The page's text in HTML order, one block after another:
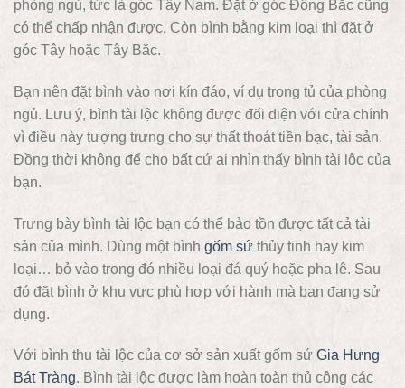
phòng ngủ, tức là góc Tây Nam. Đặt ở góc Đông Bắc cũng
có thể chấp nhận được. Còn bình bằng kim loại thì đặt ở
góc Tây hoặc Tây Bắc.
Bạn nên đặt bình vào nơi kín đáo, ví dụ trong tủ của phòng
ngủ. Lưu ý, bình tài lộc không được đối diện với cửa chính
vì điều này tượng trưng cho sự thất thoát tiền bạc, tài sản.
Đồng thời không để cho bất cứ ai nhìn thấy bình tài lộc của
bạn.
Trưng bày bình tài lộc bạn có thể bảo tồn được tất cả tài
sản của mình. Dùng một bình gốm sứ thủy tinh hay kim
loại… bỏ vào trong đó nhiều loại đá quý hoặc pha lê. Sau
đó đặt bình ở khu vực phù hợp với hành mà bạn đang sử
dụng.
Với bình thu tài lộc của cơ sở sản xuất gốm sứ Gia Hưng
Bát Tràng. Bình tài lộc được làm hoàn toàn thủ công các